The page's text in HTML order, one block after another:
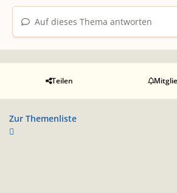
Auf dieses Thema antworten
Teilen
Zur Themenliste